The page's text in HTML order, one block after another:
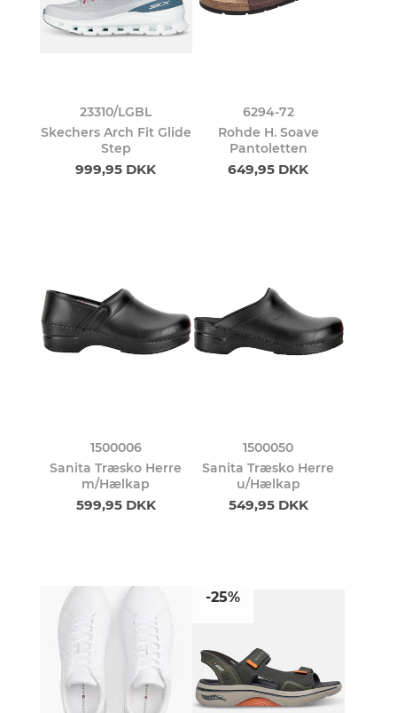
23310/LGBL
Skechers Arch Fit Glide
Step
999,95 DKK
6294-72
Rohde H. Soave
Pantoletten
649,95 DKK
1500006
Sanita Træsko Herre
m/Hælkap
599,95 DKK
1500050
Sanita Træsko Herre
u/Hælkap
549,95 DKK
-25%